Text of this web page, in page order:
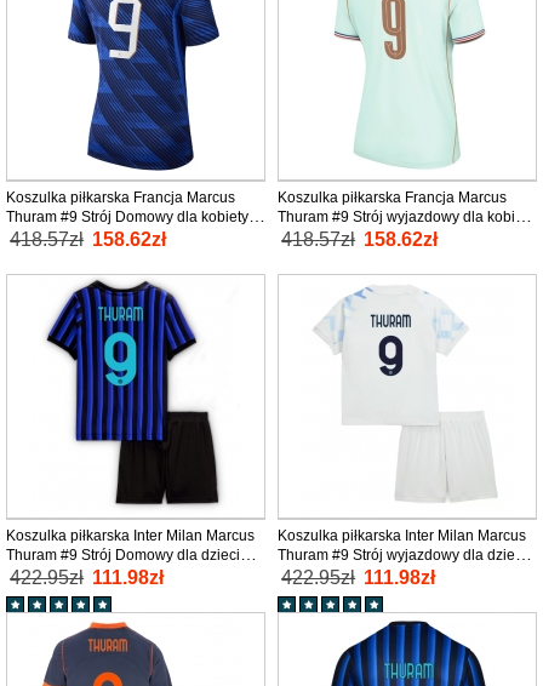
Koszulka piłkarska Francja Marcus
Thuram #9 Strój Domowy dla kobiety
MŚ 2026 tanio Krótki Rękaw
418.57zł 158.62zł
Koszulka piłkarska Francja Marcus
Thuram #9 Strój wyjazdowy dla kobiety
MŚ 2026 tanio Krótki Rękaw
418.57zł 158.62zł
Koszulka piłkarska Inter Milan Marcus
Thuram #9 Strój Domowy dla dzieci
2025-26 tanio Krótki Rękaw (+ Krótkie
spodenki)
422.95zł 111.98zł
Koszulka piłkarska Inter Milan Marcus
Thuram #9 Strój wyjazdowy dla dzieci
2025-26 tanio Krótki Rękaw (+ Krótkie
spodenki)
422.95zł 111.98zł